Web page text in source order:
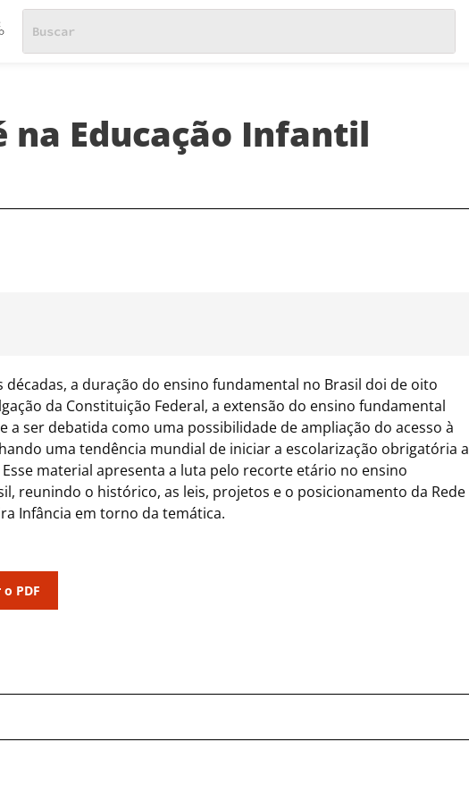
na Educação Infantil
décadas, a duração do ensino fundamental no Brasil doi de oito
da Constituição Federal, a extensão do ensino fundamental
a ser debatida como uma possibilidade de ampliação do acesso à
uma tendência mundial de iniciar a escolarização obrigatória a
material apresenta a luta pelo recorte etário no ensino
reunindo o histórico, as leis, projetos e o posicionamento da Rede
Infância em torno da temática.
PDF